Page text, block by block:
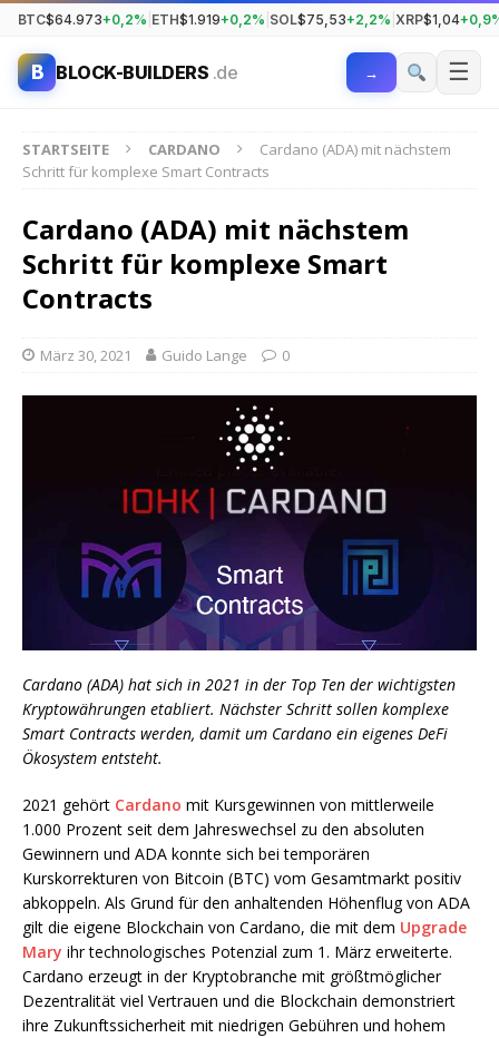
BTC$64.973+0,2% ETH$1.919+0,2% SOL$75,53+2,2% XRP$1,04
B BLOCK-BUILDERS .de → ☰
STARTSEITE CARDANO
Cardano (ADA) mit nächstem
Schritt für komplexe Smart Contracts
Cardano (ADA) mit nächstem
Schritt für komplexe Smart
Contracts
März 30, 2021 Guido Lange 0
Cardano (ADA) hat sich in 2021 in der Top Ten der wichtigsten
Kryptowährungen etabliert. Nächster Schritt sollen komplexe
Smart Contracts werden, damit um Cardano ein eigenes DeFi
Ökosystem entsteht.
2021 gehört Cardano mit Kursgewinnen von mittlerweile
1.000 Prozent seit dem Jahreswechsel zu den absoluten
Gewinnern und ADA konnte sich bei temporären
Kurskorrekturen von Bitcoin (BTC) vom Gesamtmarkt positiv
abkoppeln. Als Grund für den anhaltenden Höhenflug von ADA
gilt die eigene Blockchain von Cardano, die mit dem Upgrade
Mary ihr technologisches Potenzial zum 1. März erweiterte.
Cardano erzeugt in der Kryptobranche mit größtmöglicher
Dezentralität viel Vertrauen und die Blockchain demonstriert
ihre Zukunftssicherheit mit niedrigen Gebühren und hohem